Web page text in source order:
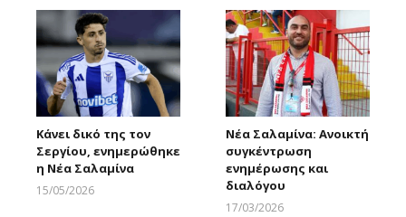
Κάνει δικό της τον
Σεργίου, ενημερώθηκε
η Νέα Σαλαμίνα
15/05/2026
Νέα Σαλαμίνα: Ανοικτή
συγκέντρωση
ενημέρωσης και
διαλόγου
17/03/2026